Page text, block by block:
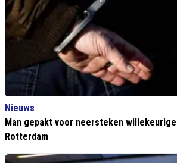
Nieuws
Man gepakt voor neersteken
Rotterdam